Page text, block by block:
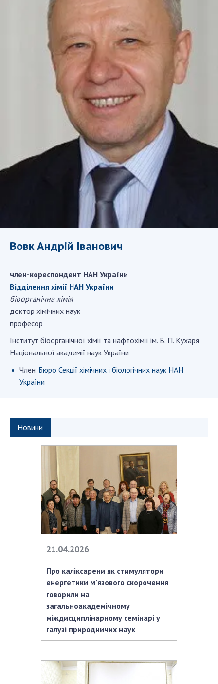
СТРУКТУРА
Президія НАН України
Апарат Президії
Секція фізико-технічних і математичних
Секція хімічних і біологічних наук
Секція суспільних і гуманітарних наук
Установи при Президії
Ради, комітети та комісії
Наукові центри МОН та НАН України
Громадські організації
ДІЯЛЬНІСТЬ
Сесії Загальних зборів НАН України
Річні звіти НАН України
Річні фінансові звіти НАН України
Наукові публікації та видавнича діяльність
Охорона прав інтелектуальної власності та
трансфер технологій в наукових установах
Наукові об'єкти, що становлять національне
Центри колективного користування
науковими приладами НАН України
Конкурси наукових досліджень НАН України
Відкрита наука в НАН України
Підготовка наукових кадрів
Робота з молоддю
МІЖНАРОДНЕ СПІВРОБІТНИЦТВО
Членство в міжнародних організаціях
Міжнародні програми та конкурси
ДОКУМЕНТИ
Нормативні акти НАН України
Державний бюджет НАН України
Вибори до складу НАН України
Бланки документів
НОВИНИ
ЗАСІДАННЯ ПРЕЗИДІЇ НАН УКРАЇНИ
Вовк Андрій Іванович
член-кореспондент НАН України
Відділення хімії НАН України
біоорганічна хімія
доктор хімічних наук
професор
Інститут біоорганічної хімії та нафтохімії ім. В. П. Кухаря
Національної академії наук України
Член. Бюро Секції хімічних і біологічних наук НАН
України
Новини
21.04.2026
Про каліксарени як стимулятори
енергетики м’язового скорочення
говорили на
загальноакадемічному
міждисциплінарному семінарі у
галузі природничих наук